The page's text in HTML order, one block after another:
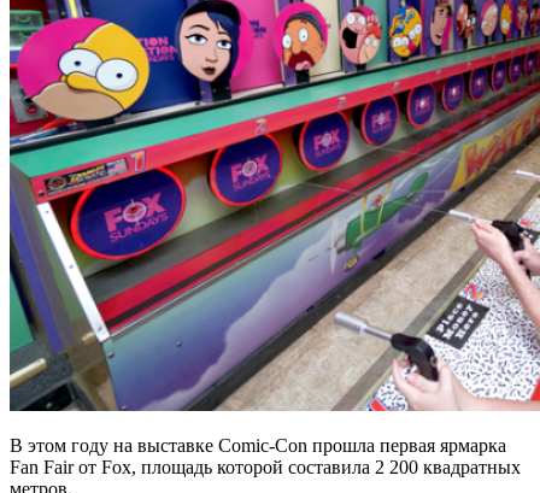
В этом году на выставке Comic-Con прошла первая ярмарка
Fan Fair от Fox, площадь которой составила 2 200 квадратных
метров.